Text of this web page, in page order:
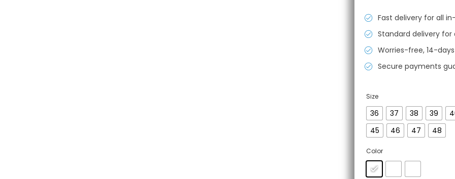
Fast delivery for all
Standard delivery for
Worries-free, 14-
Secure payments
Size
36 37 38 39
45
46 47 48
Color